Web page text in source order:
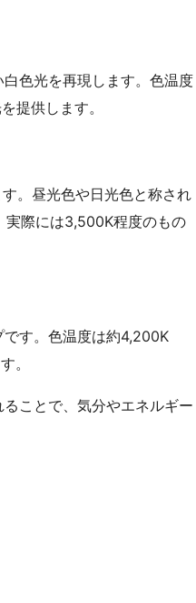
色光を再現します。色温度
提供します。
。昼光色や日光色と称され
実際には3,500K程度のもの
す。色温度は約4,200K
。
ことで、気分やエネルギー